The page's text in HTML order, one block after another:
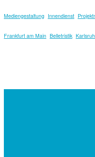
Mediengestaltung Innendienst
Frankfurt am Main Belletristik